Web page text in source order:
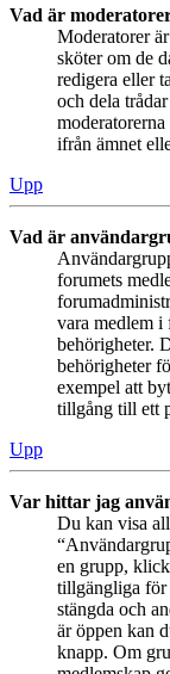
Vad är
Moderatorer
sköter om de
redigera eller
och dela
ifrån ämnet
Upp
Vad är
forumets
vara medlem i
behörigheter.
behörigheter
exempel att
tillgång till ett
Upp
Var hittar jag
Du kan visa
en grupp,
tillgängliga för
stängda och
är öppen kan
knapp. Om